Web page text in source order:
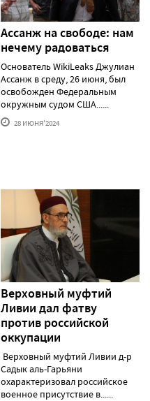
Ассанж на свободе: нам
нечему радоваться
Основатель WikiLeaks Джулиан
Ассанж в среду, 26 июня, был
освобожден Федеральным
окружным судом США......
28 ИЮНЯ'2024
Верховный муфтий
Ливии дал фатву
против российской
оккупации
Верховный муфтий Ливии д-р
Садык аль-Гарьяни
охарактеризовал российское
военное присутствие в......